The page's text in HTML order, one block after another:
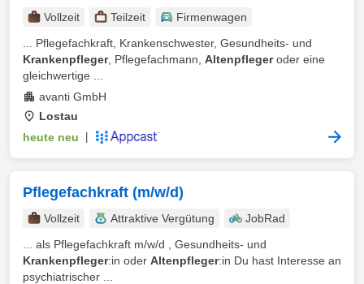
Vollzeit Teilzeit
Firmenwagen
... Pflegefachkraft, Krankenschwester, Gesundheits- und
Krankenpfleger, Pflegefachmann, Altenpflegeroder eine
gleichwertige ...
avanti GmbH
Lostau
heute neu
Pflegefachkraft (m/w/d)
Vollzeit Attraktive Vergütung
JobRad
... als Pflegefachkraft m/w/d , Gesundheits- und
Krankenpfleger:in oder Altenpfleger:in Du hast Interesse an
psychiatrischer ...